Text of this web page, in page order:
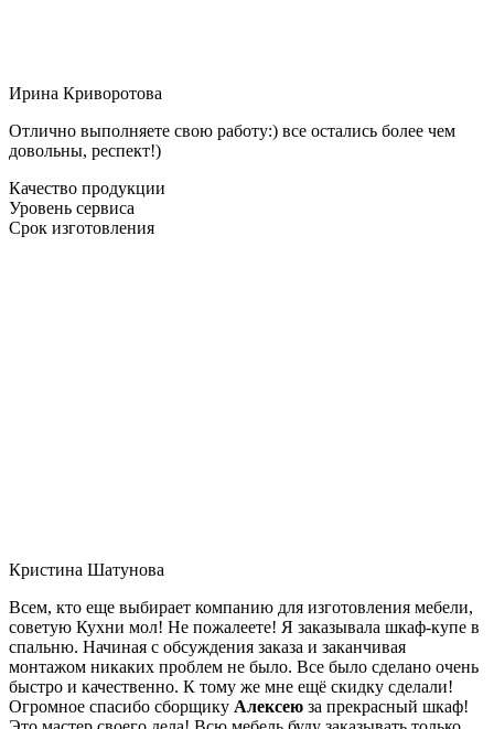
Ирина Криворотова
Отлично выполняете свою работу:) все остались более чем
довольны, респект!)
Качество продукции
Уровень сервиса
Срок изготовления
Кристина Шатунова
Всем, кто еще выбирает компанию для изготовления мебели,
советую Кухни мол! Не пожалеете! Я заказывала шкаф-купе в
спальню. Начиная с обсуждения заказа и заканчивая
монтажом никаких проблем не было. Все было сделано очень
быстро и качественно. К тому же мне ещё скидку сделали!
Огромное спасибо сборщику Алексею за прекрасный шкаф!